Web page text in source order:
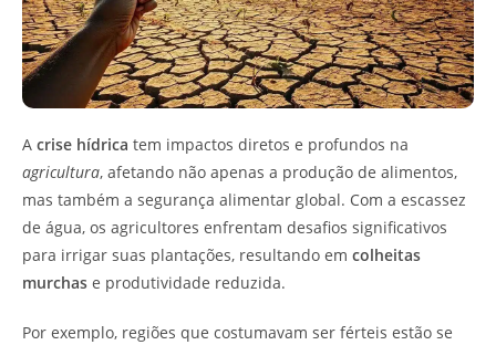
A crise hídrica tem impactos diretos e profundos na
agricultura, afetando não apenas a produção de alimentos,
mas também a segurança alimentar global. Com a escassez
de água, os agricultores enfrentam desafios significativos
para irrigar suas plantações, resultando em colheitas
murchas e produtividade reduzida.
Por exemplo, regiões que costumavam ser férteis estão se